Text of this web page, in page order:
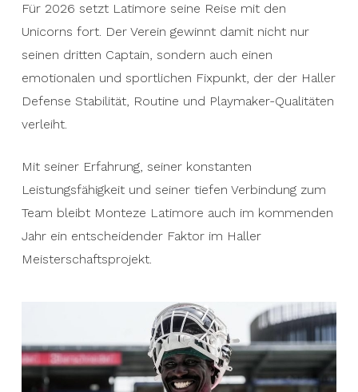
Für 2026 setzt Latimore seine Reise mit den
Unicorns fort. Der Verein gewinnt damit nicht nur
seinen dritten Captain, sondern auch einen
emotionalen und sportlichen Fixpunkt, der der Haller
Defense Stabilität, Routine und Playmaker-Qualitäten
verleiht.
Mit seiner Erfahrung, seiner konstanten
Leistungsfähigkeit und seiner tiefen Verbindung zum
Team bleibt Monteze Latimore auch im kommenden
Jahr ein entscheidender Faktor im Haller
Meisterschaftsprojekt.